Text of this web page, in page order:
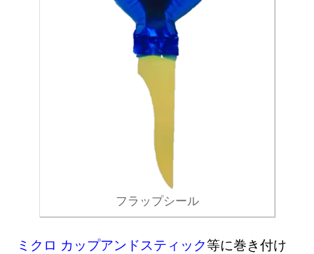
フラップシール
ミクロ カップアンドスティック等に巻き付け